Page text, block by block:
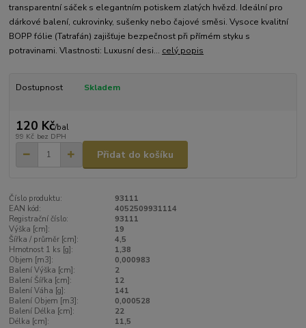
transparentní sáček s elegantním potiskem zlatých hvězd. Ideální pro
dárkové balení, cukrovinky, sušenky nebo čajové směsi. Vysoce kvalitní
BOPP fólie (Tatrafán) zajišťuje bezpečnost při přímém styku s
potravinami. Vlastnosti: Luxusní desi... celý popis
Dostupnost Skladem
120 Kč/bal
99 Kč bez DPH
Přidat do košíku
Číslo produktu:
93111
EAN kód:
4052509931114
Registrační číslo:
93111
Výška [cm]:
19
Šířka / průměr [cm]:
4,5
Hmotnost 1 ks [g]:
1,38
Objem [m3]:
0,000983
Balení Výška [cm]:
2
Balení Šířka [cm]:
12
Balení Váha [g]:
141
Balení Objem [m3]:
0,000528
Balení Délka [cm]:
22
Délka [cm]:
11,5